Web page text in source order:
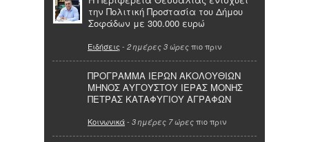
την Πολιτική Προστασία του Δήμου
Σοφάδων με 300.000 ευρώ
Ειδήσεις - 2 ημέρες 3 ώρες πιο πριν
ΠΡΟΓΡΑΜΜΑ ΙΕΡΩΝ ΑΚΟΛΟΥΘΙΩΝ
ΜΗΝΟΣ ΑΥΓΟΥΣΤΟΥ ΙΕΡΑΣ ΜΟΝΗΣ
ΠΕΤΡΑΣ ΚΑΤΑΦΥΓΙΟΥ ΑΓΡΑΦΩΝ
Κοινωνικά- 3 ημέρες 7 ώρες πιο πριν